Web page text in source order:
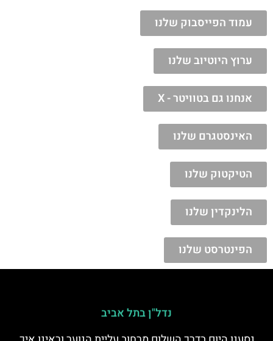
עמוד הפייסבוק שלנו
ערוץ היוטיוב שלנו
אנחנו גם בטוויטר - X
האינסטגרם שלנו
הטיקטוק שלנו
הלינקדין שלנו
הפינטרסט שלנו
נדל"ן בתל אביב